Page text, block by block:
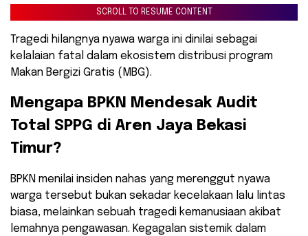
SCROLL TO RESUME CONTENT
Tragedi hilangnya nyawa warga ini dinilai sebagai
kelalaian fatal dalam ekosistem distribusi program
Makan Bergizi Gratis (MBG).
​Mengapa BPKN Mendesak Audit
Total SPPG di Aren Jaya Bekasi
Timur?
​BPKN menilai insiden nahas yang merenggut nyawa
warga tersebut bukan sekadar kecelakaan lalu lintas
biasa, melainkan sebuah tragedi kemanusiaan akibat
lemahnya pengawasan. Kegagalan sistemik dalam